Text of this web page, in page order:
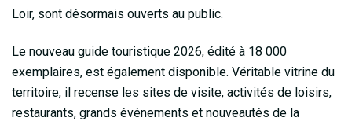
Loir, sont désormais ouverts au public.
Le nouveau guide touristique 2026, édité à 18 000
exemplaires, est également disponible. Véritable vitrine du
territoire, il recense les sites de visite, activités de loisirs,
restaurants, grands événements et nouveautés de la